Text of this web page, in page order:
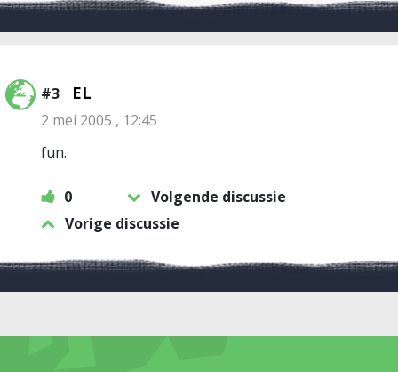
#3 EL
2 mei 2005 , 12:45
fun.
0
Volgende discussie
Vorige discussie